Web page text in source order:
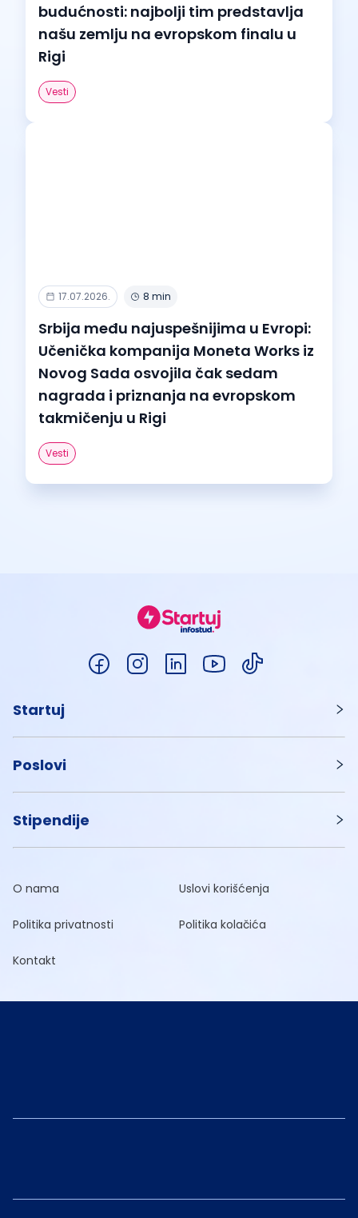
budućnosti: najbolji tim predstavlja
našu zemlju na evropskom finalu u
Rigi
Vesti
17.07.2026. 8 min
Srbija među najuspešnijima u Evropi:
Učenička kompanija Moneta Works iz
Novog Sada osvojila čak sedam
nagrada i priznanja na evropskom
takmičenju u Rigi
Vesti
Startuj
Poslovi
Stipendije
O nama Uslovi korišćenja
Politika privatnosti Politika kolačića
Kontakt